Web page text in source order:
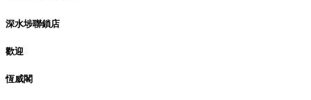
深水埗聯鎖店
歡迎
恆威閣